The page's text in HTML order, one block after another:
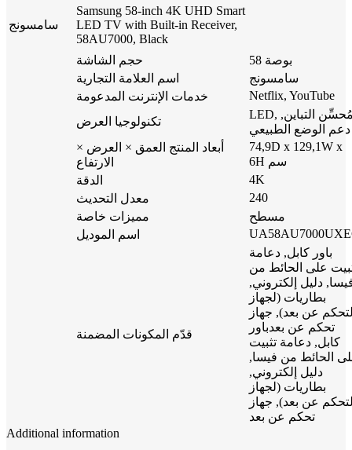
سامسونج
Samsung 58-inch 4K UHD Smart
LED TV with Built-in Receiver,
58AU7000, Black
حجم الشاشة
58 بوصة
اسم العلامة التجارية
سامسونج
خدمات الإنترنت المدعومة
Netflix, YouTube
تكنولوجيا العرض
LED, مُحسِّن التباين,
دعم الوضع الطبيعي
أبعاد المنتج العمق × العرض ×
الارتفاع
74,9D x 129,1W x
6H سم
الدقة
4K
معدل التحديث
240
مميزات خاصة
مسطح
اسم الموديل
قدّم المكونات المضمنة
باور كابل, دعامة
على الحائط من
دليل إلكتروني,
بطاريات (لجهاز
عن بعد), جهاز
تحكم عن بعدباور
كابل, دعامة تثبيت
الحائط من فيسا,
دليل إلكتروني,
بطاريات (لجهاز
عن بعد), جهاز
تحكم عن بعد
Additional information